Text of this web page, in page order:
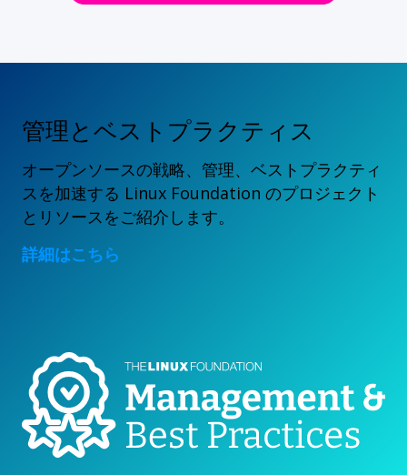
管理とベストプラクティス
オープンソースの戦略、管理、ベストプラクティ
スを加速する Linux Foundation のプロジェクト
とリソースをご紹介します。
詳細はこちら